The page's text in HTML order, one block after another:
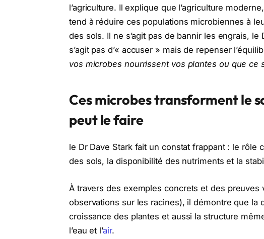
l’agriculture. Il explique que l’agriculture
tend à réduire ces populations microbiennes à
des sols. Il ne s’agit pas de bannir les engrais, le
s’agit pas d’« accuser » mais de repenser
vos microbes nourrissent vos plantes ou que ce
Ces microbes transforment le
peut le faire
le Dr Dave Stark fait un constat frappant : le rôle
des sols, la disponibilité des nutriments et la
À travers des exemples concrets et des preuves
observations sur les racines), il démontre que la
croissance des plantes et aussi la structure
l’eau et l’air.